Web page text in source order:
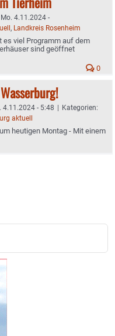
Mo. 4.11.2024 -
, Landkreis Rosenheim
es viel Programm auf dem
sind geöffnet
0
4.11.2024 - 5:48 | Kategorien:
aktuell
heutigen Montag - Mit einem